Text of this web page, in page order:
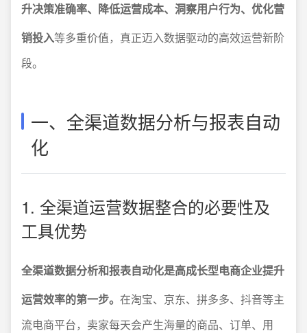
升决策准确率、降低运营成本、洞察用户行为、优化营
销投入等多重价值，真正迈入数据驱动的高效运营新阶
段。
一、全渠道数据分析与报表自动
化
1. 全渠道运营数据整合的必要性及
工具优势
全渠道数据分析和报表自动化是高成长型电商企业提升
运营效率的第一步。 在淘宝、京东、拼多多、抖音等主
流电商平台，卖家每天会产生海量的商品、订单、用